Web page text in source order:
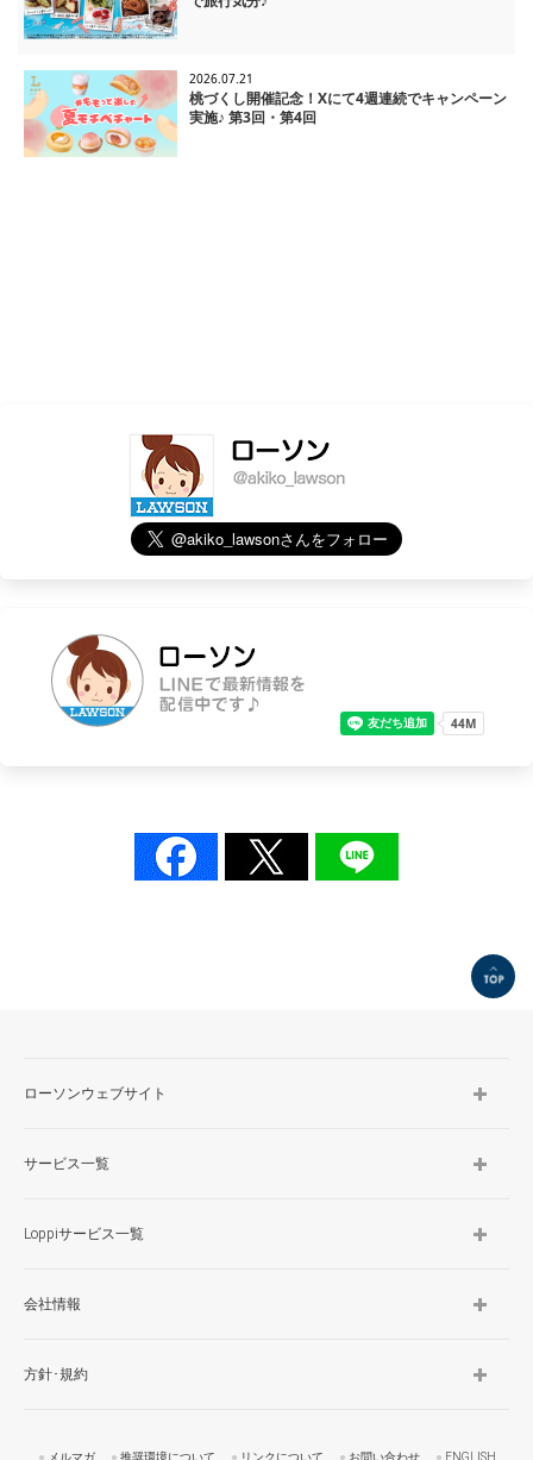
2026.07.21
桃づくし開催記念！Xにて4週連続でキャンペーン
実施♪ 第3回・第4回
ローソンウェブサイト
サービス一覧
Loppiサービス一覧
会社情報
方針･規約
メルマガ 推奨環境について リンクについて お問い合わせ ENGLISH